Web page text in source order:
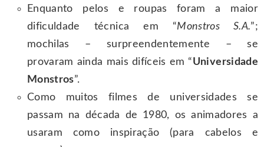
Enquanto pelos e roupas foram a maior
dificuldade técnica em “Monstros S.A.”;
mochilas – surpreendentemente – se
provaram ainda mais difíceis em “Universidade
Monstros”.
Como muitos filmes de universidades se
passam na década de 1980, os animadores a
usaram como inspiração (para cabelos e